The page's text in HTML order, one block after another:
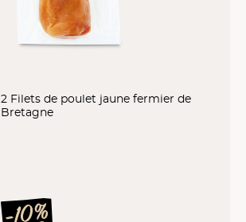
2 Filets de poulet jaune fermier de
Bretagne